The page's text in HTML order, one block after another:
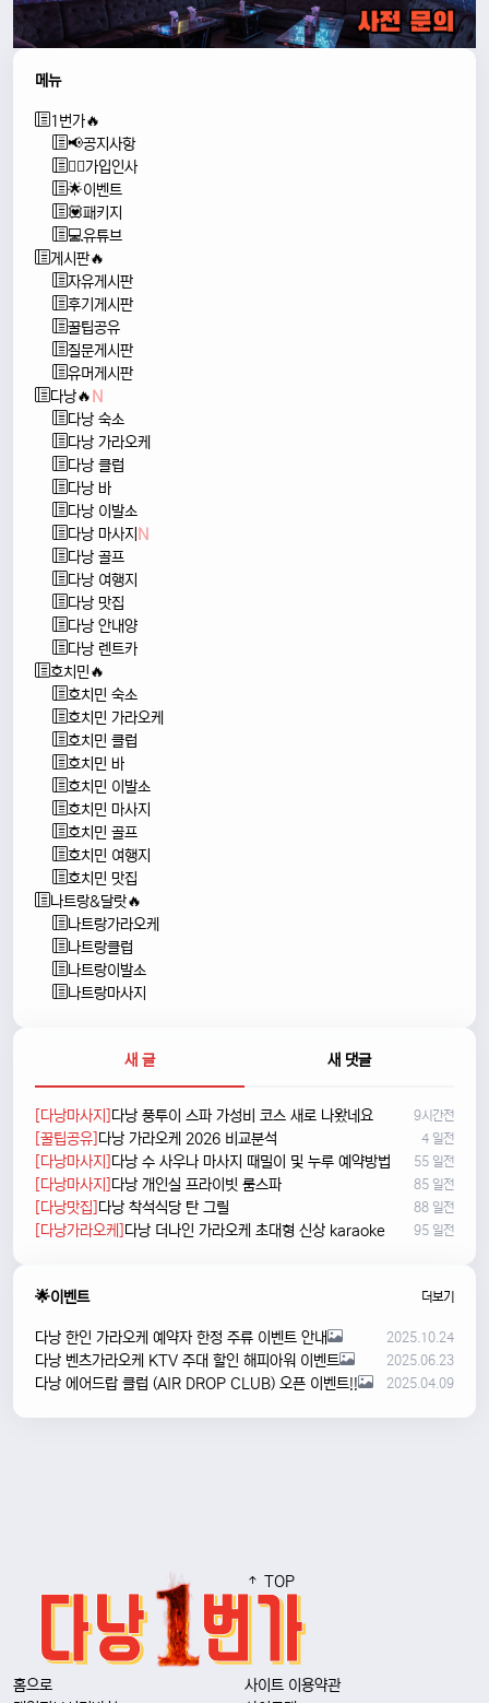
메뉴
1번가🔥
📢공지사항
🙇‍♂️가입인사
🌟이벤트
💟패키지
💻유튜브
게시판🔥
자유게시판
후기게시판
꿀팁공유
질문게시판
유머게시판
다낭🔥N
다낭 숙소
다낭 가라오케
다낭 클럽
다낭 바
다낭 이발소
다낭 마사지 N
다낭 골프
다낭 여행지
다낭 맛집
다낭 안내양
다낭 렌트카
호치민🔥
호치민 숙소
호치민 가라오케
호치민 클럽
호치민 바
호치민 이발소
호치민 마사지
호치민 골프
호치민 여행지
호치민 맛집
나트랑&달랏🔥
나트랑가라오케
나트랑클럽
나트랑이발소
나트랑마사지
새 글 새 댓글
[다낭마사지]다낭 풍투이 스파 가성비 코스 새로 나왔네요 9시간전
[꿀팁공유]다낭 가라오케 2026 비교분석 4 일전
[다낭마사지]다낭 수 사우나 마사지 때밀이 및 누루 예약방법 55 일전
[다낭마사지]다낭 개인실 프라이빗 룸스파 85 일전
[다낭맛집]다낭 착석식당 탄 그릴 88 일전
[다낭가라오케]다낭 더나인 가라오케 초대형 신상 karaoke 95 일전
🌟이벤트 더보기
다낭 한인 가라오케 예약자 한정 주류 이벤트 안내 2025.10.24
다낭 벤츠가라오케 KTV 주대 할인 해피아워 이벤트 2025.06.23
다낭 에어드랍 클럽 (AIR DROP CLUB) 오픈 이벤트!! 2025.04.09
TOP
홈으로
사이트 이용약관